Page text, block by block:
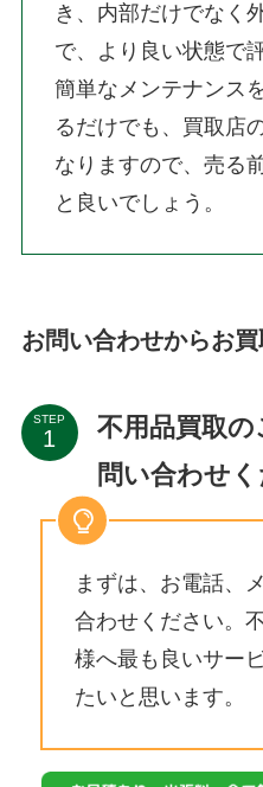
き、内部だけでなく
で、より良い状態で
簡単なメンテナンス
るだけでも、買取店
なりますので、売る
と良いでしょう。
お問い合わせからお
STEP
不用品買取
問い合わせく
まずは、お電話、
合わせください。
様へ最も良いサー
たいと思います。